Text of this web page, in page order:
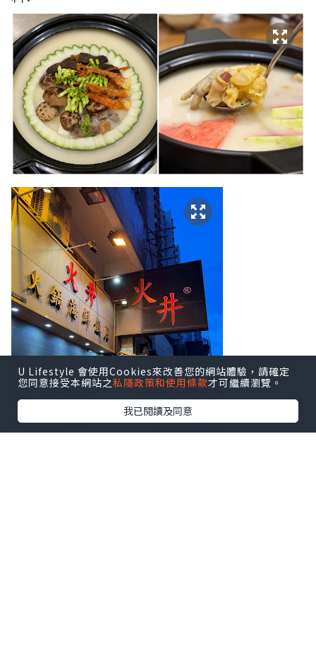
U Lifestyle 會使用Cookies來改善您的網站體驗，請確定
您同意接受本網站之私隱政策和使用條款才可繼續瀏覽。
我已閱讀及同意